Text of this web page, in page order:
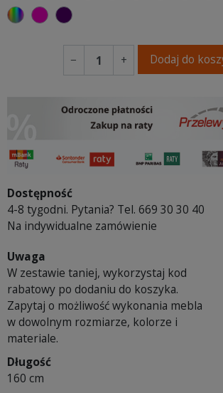
wybór koloru
fuksjafioletowy
− + Dodaj do
Dostępność
4-8 tygodni. Pytania? Tel. 669 30 30 40
Na indywidualne zamówienie
Uwaga
W zestawie taniej, wykorzystaj kod
rabatowy po dodaniu do koszyka.
Zapytaj o możliwość wykonania mebla
w dowolnym rozmiarze, kolorze i
materiale.
Długość
160 cm